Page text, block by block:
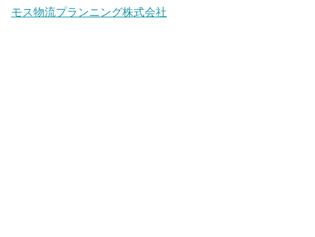
モス物流プランニング株式会社